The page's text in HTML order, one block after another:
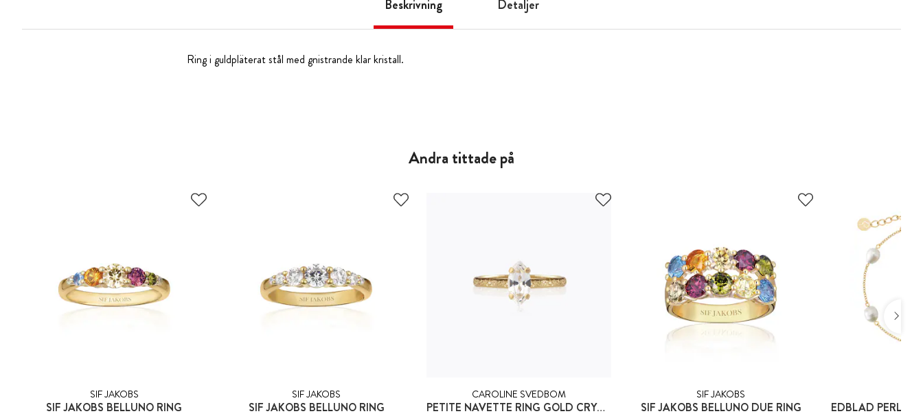
Beskrivning Detaljer
Ring i guldpläterat stål med gnistrande klar kristall.
Andra tittade på
SIF JAKOBS
SIF JAKOBS BELLUNO RING
SIF JAKOBS
SIF JAKOBS BELLUNO RING
CAROLINE SVEDBOM
PETITE NAVETTE RING GOLD CRYSTAL
SIF JAKOBS
SIF JAKOBS BELLUNO DUE RING